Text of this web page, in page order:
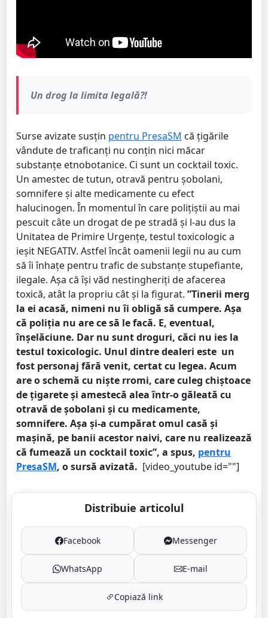
Un drog la limita legală?!
Surse avizate susțin pentru PresaSM că țigările
vândute de traficanți nu conțin nici măcar
substanțe etnobotanice. Ci sunt un cocktail toxic.
Un amestec de tutun, otravă pentru șobolani,
somnifere și alte medicamente cu efect
halucinogen. În momentul în care polițiștii au mai
pescuit câte un drogat de pe stradă și l-au dus la
Unitatea de Primire Urgențe, testul toxicologic a
ieșit NEGATIV. Astfel încât oamenii legii nu au cum
să îi înhațe pentru trafic de substanțe stupefiante,
ilegale. Așa că își văd nestingheriți de afacerea
toxică, atât la propriu cât și la figurat. ”Tinerii merg
la ei acasă, nimeni nu îi obligă să cumpere. Așa
că poliția nu are ce să le facă. E, eventual,
înșelăciune. Dar nu sunt droguri, căci nu ies la
testul toxicologic. Unul dintre dealeri este un
fost personaj fără venit, certat cu legea. Acum
are o schemă cu niște rromi, care culeg chiștoace
de țigarete și amestecă alea într-o găleată cu
otravă de șobolani și cu medicamente,
somnifere. Așa și-a cumpărat omul casă și
mașină, pe banii acestor naivi, care nu realizează
că fumează un cocktail toxic”, a spus, pentru
PresaSM, o sursă avizată. [video_youtube id=""]
Distribuie articolul
Facebook Messenger
WhatsApp E-mail
Copiază link